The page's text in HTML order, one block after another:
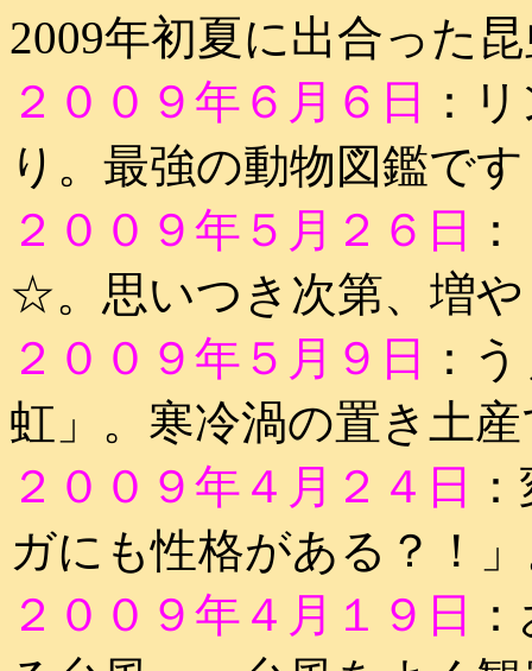
2009年初夏に出合った
２００９年６月６日
：
り。最強の動物図鑑で
２００９年５月２６日
☆。思いつき次第、増
２００９年５月９日
：
虹」。寒冷渦の置き土
２００９年４月２４日
ガにも性格がある？！
２００９年４月１９日